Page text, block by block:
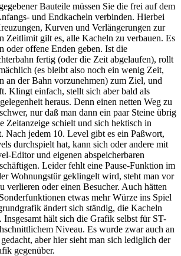
Bauteile müssen Sie die frei auf dem
und Endkacheln verbinden. Hierbei
Kurven und Verlängerungen zur
Zeitlimit gilt es, alle Kacheln zu verbauen. Es
oder offene Enden geben. Ist die
fertig (oder die Zeit abgelaufen), rollt
(es bleibt also noch ein wenig Zeit,
an der Bahn vorzunehmen) zum Ziel, und
Klingt einfach, stellt sich aber bald als
heraus. Denn einen netten Weg zu
nur daß man dann ein paar Steine übrig
Zeitanzeige schielt und sich hektisch in
Nach jedem 10. Level gibt es ein Paßwort,
durchspielt hat, kann sich oder andere mit
Editor und eigenen abspeicherbaren
Leider fehlt eine Pause-Funktion im
Wohnungstür geklingelt wird, steht man vor
verlieren oder einen Besucher. Auch hätten
etwas mehr Würze ins Spiel
ändert sich ständig, die Kacheln
hält sich die Grafik selbst für ST-
Niveau. Es wurde zwar auch an
aber hier sieht man sich lediglich der
gegenüber.